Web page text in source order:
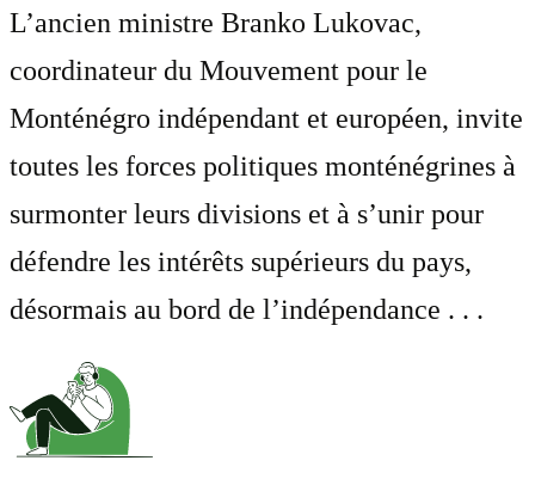
L’ancien ministre Branko Lukovac,
coordinateur du Mouvement pour le
Monténégro indépendant et européen, invite
toutes les forces politiques monténégrines à
surmonter leurs divisions et à s’unir pour
défendre les intérêts supérieurs du pays,
désormais au bord de l’indépendance . . .